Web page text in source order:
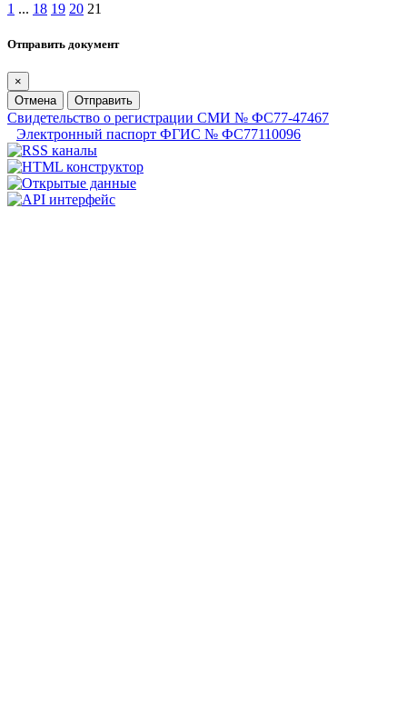
1 ... 18 19 20 21
Отправить документ
×
Отмена
Отправить
Свидетельство о регистрации СМИ № ФС77-47467
Электронный паспорт ФГИС № ФС77110096